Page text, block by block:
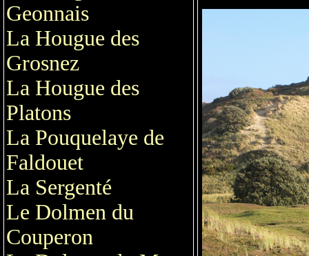
Geonnais
La Hougue des
Grosnez
La Hougue des
Platons
La Pouquelaye de
Faldouet
La Sergenté
Le Dolmen du
Couperon